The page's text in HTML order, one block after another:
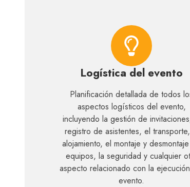
Logística del evento
Planificación detallada de todos
aspectos logísticos del evento,
incluyendo la gestión de
registro de asistentes, el
alojamiento, el montaje y
equipos, la seguridad y cualquier
aspecto relacionado con la
evento.